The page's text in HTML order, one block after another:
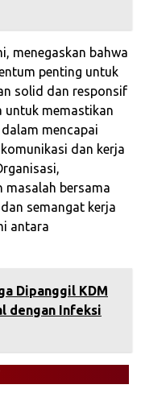
menegaskan bahwa
penting untuk
solid dan responsif
untuk memastikan
mencapai
dan kerja
masalah bersama
semangat kerja
antara
Dipanggil KDM
dengan Infeksi